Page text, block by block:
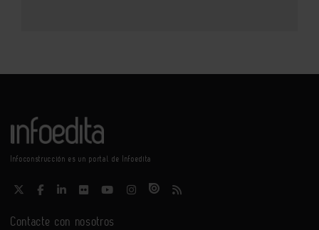
Infoconstrucción es un portal de Infoedita
Contacte con nosotros